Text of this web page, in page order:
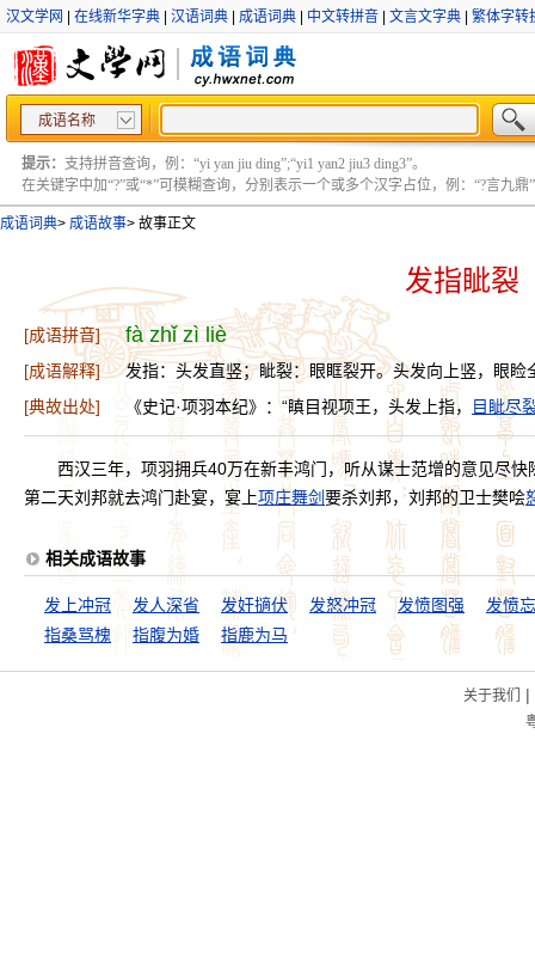
汉文学网 在线新华字典 汉语词典 成语词典 中文转拼音 文言文字典 繁体字转
成语名称
提示： 支持拼音查询，例：“yi yan jiu ding”;“yi1 yan2 jiu3 ding3”。
在关键字中加“?”或“*”可模糊查询，分别表示一个或多个汉字占位，例：“?言九鼎”
成语词典> 成语故事> 故事正文
发指眦裂
[成语拼音] fà zhǐ zì liè
[成语解释]
发指：头发直竖；眦裂：眼眶裂开。头发向上竖，眼睑
[典故出处]
《史记·项羽本纪》：“瞋目视项王，头发上指， 目眦尽
西汉三年，项羽拥兵40万在新丰鸿门，听从谋士范增的意见尽
第二天刘邦就去鸿门赴宴，宴上项庄舞剑要杀刘邦，刘邦的卫士樊哙
相关成语故事
发上冲冠 发人深省 发奸擿伏 发怒冲冠 发愤图强
发愤
指桑骂槐
指腹为婚 指鹿为马
关于我们 |